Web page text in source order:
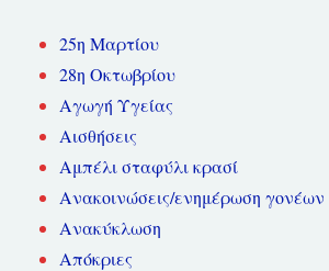
25η Μαρτίου
28η Οκτωβρίου
Αγωγή Υγείας
Αισθήσεις
Αμπέλι σταφύλι κρασί
Ανακοινώσεις/ενημέρωση γονέων
Ανακύκλωση
Απόκριες